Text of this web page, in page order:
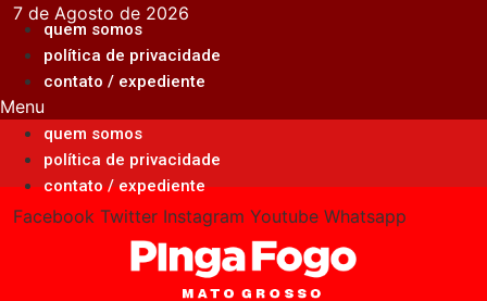
para
conteúdo
7 de Agosto de 2026
quem somos
política de privacidade
contato / expediente
Menu
quem somos
política de privacidade
contato / expediente
Facebook Twitter Instagram Youtube Whatsapp